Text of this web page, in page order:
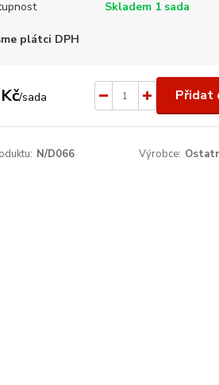
Skladem 1 sada
plátci DPH
/sada Přidat
N/D066 Výrobce: